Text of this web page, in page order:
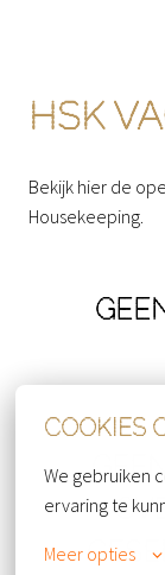
COOKIES
We gebruiken
ervaring te
Meer opties
HSK
Bekijk hier de
Housekeeping.